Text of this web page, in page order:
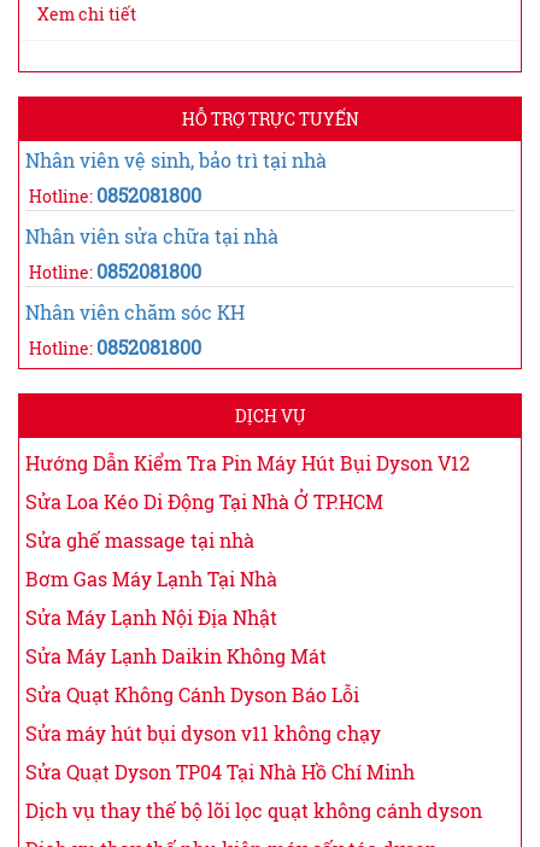
Xem chi tiết
HỖ TRỢ TRỰC TUYẾN
Nhân viên vệ sinh, bảo trì tại nhà
Hotline: 0852081800
Nhân viên sửa chữa tại nhà
Hotline: 0852081800
Nhân viên chăm sóc KH
Hotline: 0852081800
DỊCH VỤ
Hướng Dẫn Kiểm Tra Pin Máy Hút Bụi Dyson V12
Sửa Loa Kéo Di Động Tại Nhà Ở TP.HCM
Sửa ghế massage tại nhà
Bơm Gas Máy Lạnh Tại Nhà
Sửa Máy Lạnh Nội Địa Nhật
Sửa Máy Lạnh Daikin Không Mát
Sửa Quạt Không Cánh Dyson Báo Lỗi
Sửa máy hút bụi dyson v11 không chạy
Sửa Quạt Dyson TP04 Tại Nhà Hồ Chí Minh
Dịch vụ thay thế bộ lõi lọc quạt không cánh dyson